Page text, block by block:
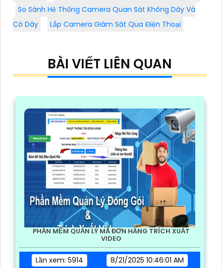
So Sánh Hệ Thống Camera Quan Sát Không Dây Và
Có Dây
Lắp Camera Giám Sát Qua Điện Thoại
BÀI VIẾT LIÊN QUAN
PHẦN MỀM QUẢN LÝ MÃ ĐƠN HÀNG TRÍCH XUẤT
VIDEO
Lần xem: 5914
8/21/2025 10:46:01 AM